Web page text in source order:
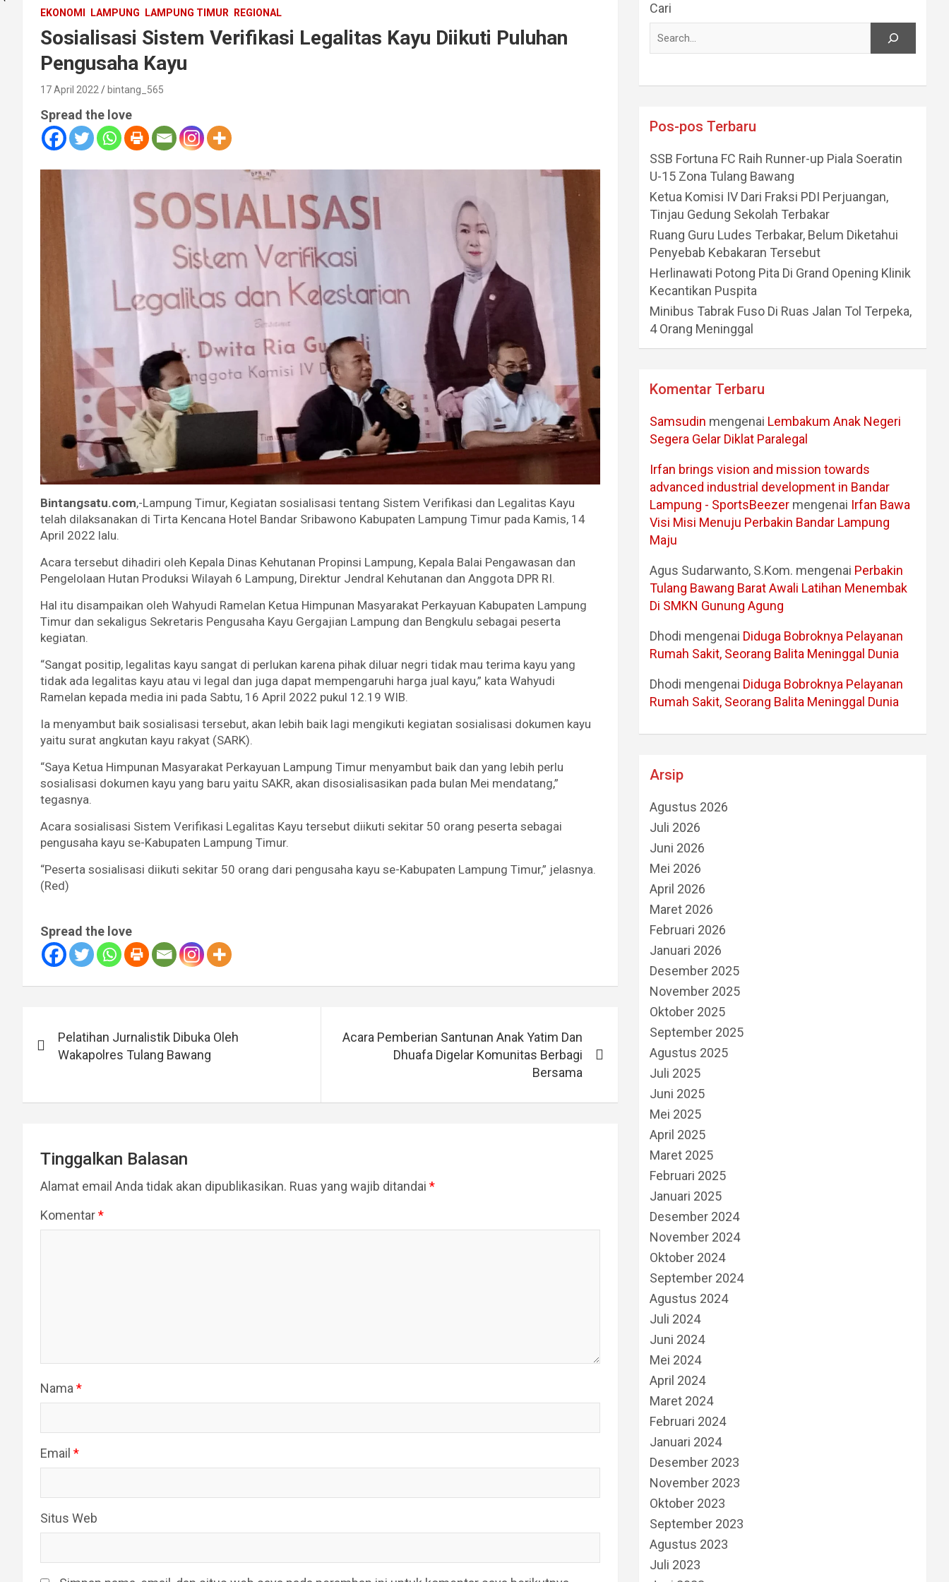
EKONOMI LAMPUNG LAMPUNG TIMUR REGIONAL
Sosialisasi Sistem Verifikasi Legalitas Kayu Diikuti Puluhan
Pengusaha Kayu
17 April 2022 bintang_565
Spread the love
Bintangsatu.com,-Lampung Timur, Kegiatan sosialisasi tentang Sistem Verifikasi dan Legalitas Kayu
telah dilaksanakan di Tirta Kencana Hotel Bandar Sribawono Kabupaten Lampung Timur pada Kamis, 14
April 2022 lalu.
Acara tersebut dihadiri oleh Kepala Dinas Kehutanan Propinsi Lampung, Kepala Balai Pengawasan dan
Pengelolaan Hutan Produksi Wilayah 6 Lampung, Direktur Jendral Kehutanan dan Anggota DPR RI.
Hal itu disampaikan oleh Wahyudi Ramelan Ketua Himpunan Masyarakat Perkayuan Kabupaten Lampung
Timur dan sekaligus Sekretaris Pengusaha Kayu Gergajian Lampung dan Bengkulu sebagai peserta
kegiatan.
“Sangat positip, legalitas kayu sangat di perlukan karena pihak diluar negri tidak mau terima kayu yang
tidak ada legalitas kayu atau vi legal dan juga dapat mempengaruhi harga jual kayu,” kata Wahyudi
Ramelan kepada media ini pada Sabtu, 16 April 2022 pukul 12.19 WIB.
Ia menyambut baik sosialisasi tersebut, akan lebih baik lagi mengikuti kegiatan sosialisasi dokumen kayu
yaitu surat angkutan kayu rakyat (SARK).
“Saya Ketua Himpunan Masyarakat Perkayuan Lampung Timur menyambut baik dan yang lebih perlu
sosialisasi dokumen kayu yang baru yaitu SAKR, akan disosialisasikan pada bulan Mei mendatang,”
tegasnya.
Acara sosialisasi Sistem Verifikasi Legalitas Kayu tersebut diikuti sekitar 50 orang peserta sebagai
pengusaha kayu se-Kabupaten Lampung Timur.
“Peserta sosialisasi diikuti sekitar 50 orang dari pengusaha kayu se-Kabupaten Lampung Timur,” jelasnya.
(Red)
Spread the love
posPelatihan Jurnalistik Dibuka Oleh
Wakapolres Tulang Bawang
Acara Pemberian Santunan Anak Yatim Dan
Dhuafa Digelar Komunitas Berbagi
Bersama
Tinggalkan Balasan
Alamat email Anda tidak akan dipublikasikan. Ruas yang wajib ditandai *
Komentar*
Nama*
Email *
Situs Web
Cari
Pos-pos Terbaru
SSB Fortuna FC Raih Runner-up Piala Soeratin
U-15 Zona Tulang Bawang
Ketua Komisi IV Dari Fraksi PDI Perjuangan,
Tinjau Gedung Sekolah Terbakar
Ruang Guru Ludes Terbakar, Belum Diketahui
Penyebab Kebakaran Tersebut
Herlinawati Potong Pita Di Grand Opening Klinik
Kecantikan Puspita
Minibus Tabrak Fuso Di Ruas Jalan Tol Terpeka,
4 Orang Meninggal
Komentar Terbaru
Samsudin mengenai Lembakum Anak Negeri
Segera Gelar Diklat Paralegal
Irfan brings vision and mission towards
advanced industrial development in Bandar
Lampung - SportsBeezer mengenai Irfan Bawa
Visi Misi Menuju Perbakin Bandar Lampung
Maju
Agus Sudarwanto, S.Kom. mengenai Perbakin
Tulang Bawang Barat Awali Latihan Menembak
Di SMKN Gunung Agung
Dhodi mengenai Diduga Bobroknya Pelayanan
Rumah Sakit, Seorang Balita Meninggal Dunia
Dhodi mengenai Diduga Bobroknya Pelayanan
Rumah Sakit, Seorang Balita Meninggal Dunia
Arsip
Agustus 2026
Juli 2026
Juni 2026
Mei 2026
April 2026
Maret 2026
Februari 2026
Januari 2026
Desember 2025
November 2025
Oktober 2025
September 2025
Agustus 2025
Juli 2025
Juni 2025
Mei 2025
April 2025
Maret 2025
Februari 2025
Januari 2025
Desember 2024
November 2024
Oktober 2024
September 2024
Agustus 2024
Juli 2024
Juni 2024
Mei 2024
April 2024
Maret 2024
Februari 2024
Januari 2024
Desember 2023
November 2023
Oktober 2023
September 2023
Agustus 2023
Juli 2023